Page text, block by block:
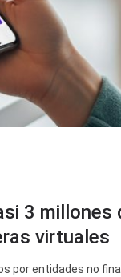
3 millones
virtuales
por entidades no